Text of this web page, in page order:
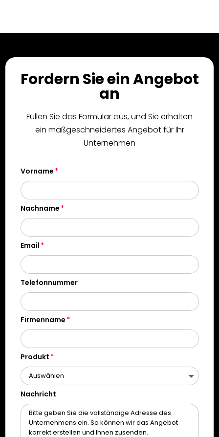
Fordern Sie ein Angebot
an
Füllen Sie das Formular aus, und Sie erhalten
ein maßgeschneidertes Angebot für Ihr
Unternehmen
Vorname
Nachname
Email
Telefonnummer
Firmenname
Produkt
Nachricht